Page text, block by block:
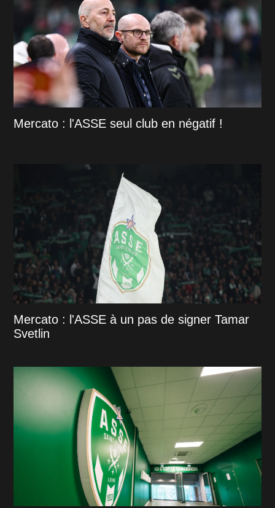
Mercato : l'ASSE seul club en négatif !
Mercato : l'ASSE à un pas de signer Tamar
Svetlin